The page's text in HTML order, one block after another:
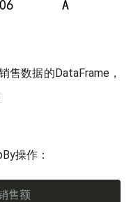
售数据的DataFrame，
操作：
售额